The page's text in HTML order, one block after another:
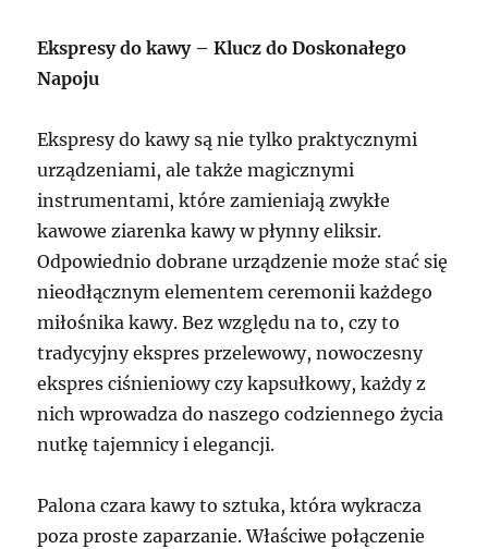
Ekspresy do kawy – Klucz do Doskonałego
Napoju
Ekspresy do kawy są nie tylko praktycznymi
urządzeniami, ale także magicznymi
instrumentami, które zamieniają zwykłe
kawowe ziarenka kawy w płynny eliksir.
Odpowiednio dobrane urządzenie może stać się
nieodłącznym elementem ceremonii każdego
miłośnika kawy. Bez względu na to, czy to
tradycyjny ekspres przelewowy, nowoczesny
ekspres ciśnieniowy czy kapsułkowy, każdy z
nich wprowadza do naszego codziennego życia
nutkę tajemnicy i elegancji.
Palona czara kawy to sztuka, która wykracza
poza proste zaparzanie. Właściwe połączenie